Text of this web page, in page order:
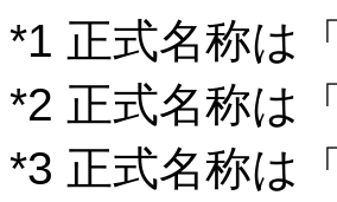
*1 正式名称は
*2 正式名称は
*3 正式名称は